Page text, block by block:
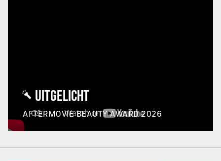
UITGELICHT
AFTERMOVIE BEAUTY AWARD 2026